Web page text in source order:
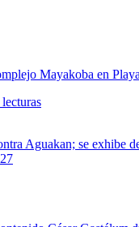
Mayakoba en
lecturas
Aguakan; se exhibe